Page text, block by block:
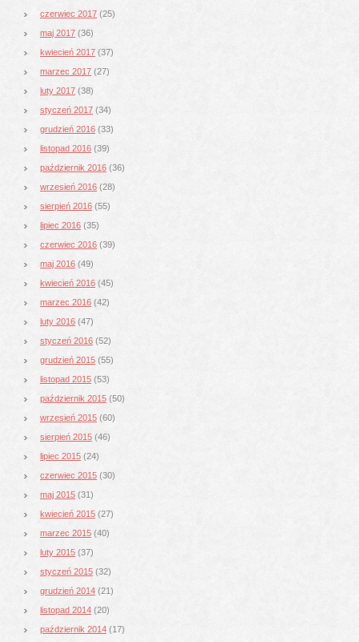
czerwiec 2017 (25)
maj 2017 (36)
kwiecień 2017 (37)
marzec 2017 (27)
luty 2017 (38)
styczeń 2017 (34)
grudzień 2016 (33)
listopad 2016 (39)
październik 2016 (36)
wrzesień 2016 (28)
sierpień 2016 (55)
lipiec 2016 (35)
czerwiec 2016 (39)
maj 2016 (49)
kwiecień 2016 (45)
marzec 2016 (42)
luty 2016 (47)
styczeń 2016 (52)
grudzień 2015 (55)
listopad 2015 (53)
październik 2015 (50)
wrzesień 2015 (60)
sierpień 2015 (46)
lipiec 2015 (24)
czerwiec 2015 (30)
maj 2015 (31)
kwiecień 2015 (27)
marzec 2015 (40)
luty 2015 (37)
styczeń 2015 (32)
grudzień 2014 (21)
listopad 2014 (20)
październik 2014 (17)